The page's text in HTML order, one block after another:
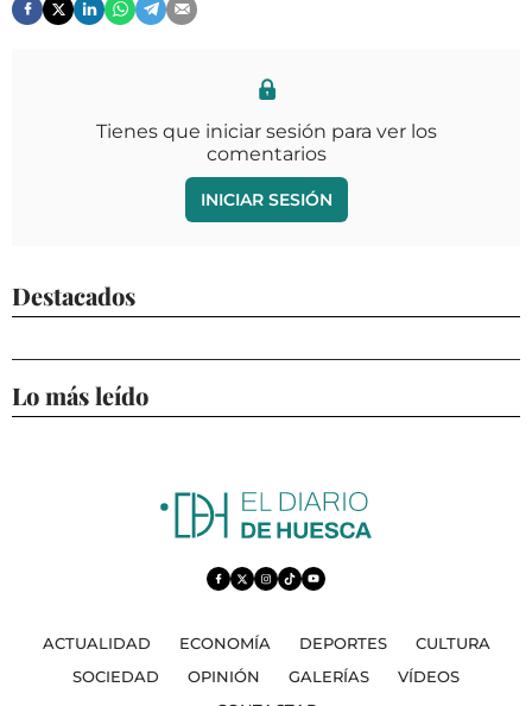
Tienes que iniciar sesión para ver los
comentarios
INICIAR SESIÓN
Destacados
Lo más leído
ACTUALIDAD ECONOMÍA DEPORTES
CULTURA
SOCIEDAD
OPINIÓN GALERÍAS
VÍDEOS